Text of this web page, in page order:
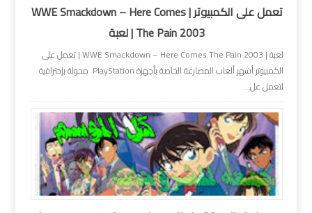
تعمل على الكمبيوتر | WWE Smackdown – Here Comes
The Pain 2003 | لعبة
لعبة | WWE Smackdown – Here Comes The Pain 2003 | تعمل على
الكمبيوتر أشهر ألعاب المصارعة الخاصة بأجهزة PlayStation محولة بإحترافية
لتعمل عل...